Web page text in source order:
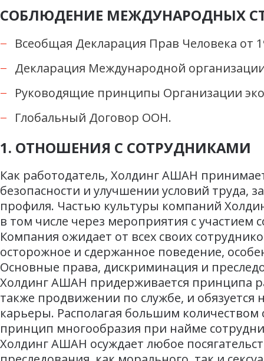
СОБЛЮДЕНИЕ МЕЖДУНАРОДНЫХ
Всеобщая Декларация Прав Человека от
Декларация Международной
Руководящие принципы Организации
Глобальный Договор ООН.
1. ОТНОШЕНИЯ С СОТРУДНИКАМИ
Как работодатель, Холдинг АШАН
безопасности и улучшении условий труда,
профиля. Частью культуры компаний
в том числе через мероприятия с участием
Компания ожидает от всех своих
осторожное и сдержанное поведение,
Основные права, дискриминация и
Холдинг АШАН придерживается принципа
также продвижении по службе, и
карьеры. Располагая большим
принцип многообразия при найме
Холдинг АШАН осуждает любое